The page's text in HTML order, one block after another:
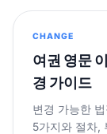
CHANGE
여권 영문
경 가이드
변경 가능한
5가지와 절차,